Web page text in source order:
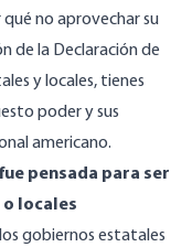
no aprovechar su
de la Declaración de
y locales, tienes
poder y sus
americano.
pensada para ser
locales
gobiernos estatales